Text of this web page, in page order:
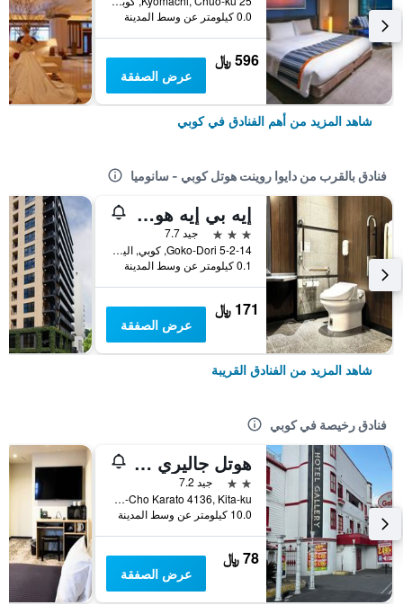
0.0 كيلومتر عن وسط المدينة
596 ﷼
عرض الصفقة
شاهد المزيد من أهم الفنادق في كوبي
فنادق بالقرب من دايوا روينت هوتل كوبي - سانوميا
إيه بي إيه هوتل كوبي سانوميا
3 نجوم
جيد 7.7
5-2-14 Goko-Dori, كوبي, اليابان
0.1 كيلومتر عن وسط المدينة
171 ﷼
عرض الصفقة
شاهد المزيد من الفنادق القريبة
فنادق رخيصة في كوبي
هوتل جاليري - لبالغيس فقط
2 نجمتين
جيد 7.2
Arino-Cho Karato 4136, Kita-ku, كوبي, اليابان
10.0 كيلومتر عن وسط المدينة
78 ﷼
عرض الصفقة